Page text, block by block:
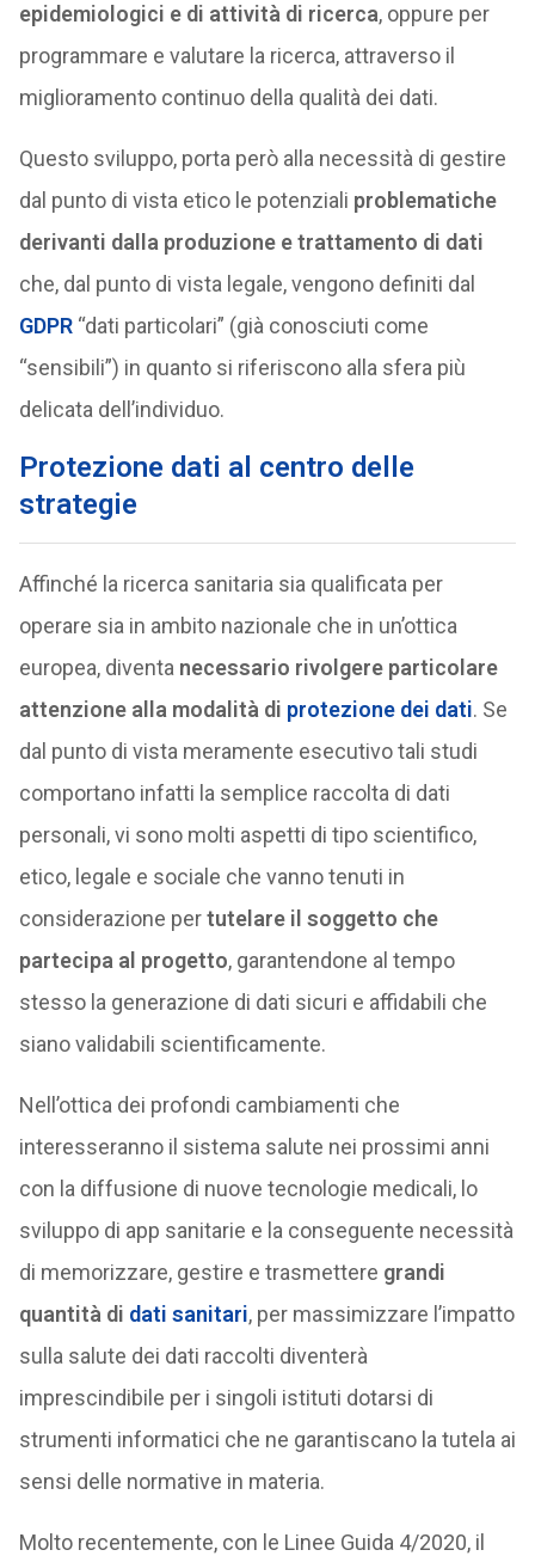
epidemiologici e di attività di ricerca, oppure per
programmare e valutare la ricerca, attraverso il
miglioramento continuo della qualità dei dati.
Questo sviluppo, porta però alla necessità di gestire
dal punto di vista etico le potenziali problematiche
derivanti dalla produzione e trattamento di dati
che, dal punto di vista legale, vengono definiti dal
GDPR“dati particolari” (già conosciuti come
“sensibili”) in quanto si riferiscono alla sfera più
delicata dell’individuo.
Protezione dati al centro delle
strategie
Affinché la ricerca sanitaria sia qualificata per
operare sia in ambito nazionale che in un’ottica
europea, diventa necessario rivolgere particolare
attenzione alla modalità di protezione dei dati. Se
dal punto di vista meramente esecutivo tali studi
comportano infatti la semplice raccolta di dati
personali, vi sono molti aspetti di tipo scientifico,
etico, legale e sociale che vanno tenuti in
considerazione pertutelare il soggetto che
partecipa al progetto, garantendone al tempo
stesso la generazione di dati sicuri e affidabili che
siano validabili scientificamente.
Nell’ottica dei profondi cambiamenti che
interesseranno il sistema salute nei prossimi anni
con la diffusione di nuove tecnologie medicali, lo
sviluppo di app sanitarie e la conseguente necessità
di memorizzare, gestire e trasmettere grandi
quantità di dati sanitari, per massimizzare l’impatto
sulla salute dei dati raccolti diventerà
imprescindibile per i singoli istituti dotarsi di
strumenti informatici che ne garantiscano la tutela ai
sensi delle normative in materia.
Molto recentemente, con le Linee Guida 4/2020, il